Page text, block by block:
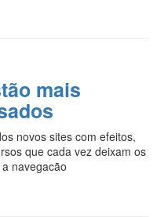
mais
novos sites com efeitos,
que cada vez deixam os
navegacão